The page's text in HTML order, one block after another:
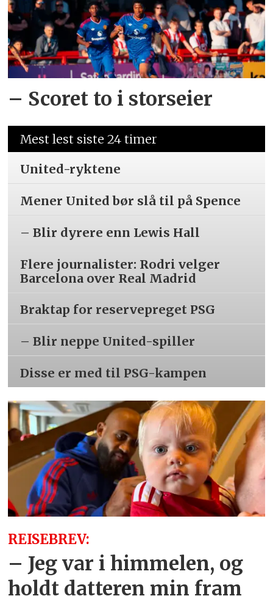
– Scoret to i storseier
Mest lest siste 24 timer
United-ryktene
Mener United bør slå til på Spence
– Blir dyrere enn Lewis Hall
Flere journalister: Rodri velger
Barcelona over Real Madrid
Braktap for reservepreget PSG
– Blir neppe United-spiller
Disse er med til PSG-kampen
REISEBREV:
– Jeg var i himmelen, og
holdt datteren min fram